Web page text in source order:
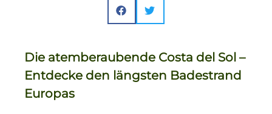
Die atemberaubende Costa del Sol –
Entdecke den längsten Badestrand
Europas